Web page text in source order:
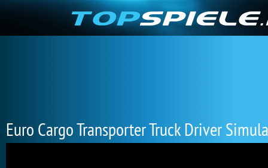
Euro Cargo Transporter Truck Driver